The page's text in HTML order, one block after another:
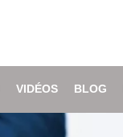
VIDÉOS BLOG